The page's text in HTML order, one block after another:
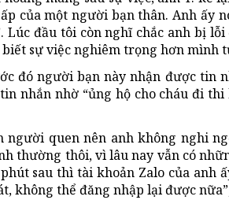
của một người bạn thân. Anh ấy
Lúc đầu tôi còn nghĩ chắc anh bị
sự việc nghiêm trọng hơn mình
đó người bạn này nhận được tin
nhắn nhờ “ủng hộ cho cháu đi
người quen nên anh không nghi
thường thôi, vì lâu nay vẫn có
sau thì tài khoản Zalo của anh
không thể đăng nhập lại được